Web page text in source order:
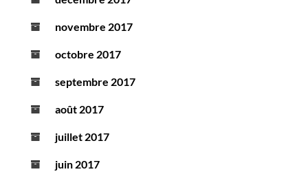
novembre 2017
octobre 2017
septembre 2017
août 2017
juillet 2017
juin 2017